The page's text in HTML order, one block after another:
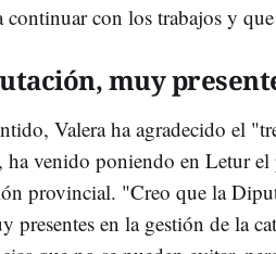
continuar con los trabajos y
muy
Valera ha agradecido el
venido poniendo en Letur el
provincial. "Creo que la
presentes en la gestión de la